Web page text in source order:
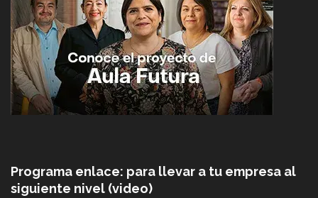
Programa enlace: para llevar a tu empresa al
siguiente nivel (video)